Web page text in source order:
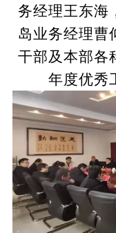
务经理王东海
岛业务经理曹
干部及本部各
年度优秀